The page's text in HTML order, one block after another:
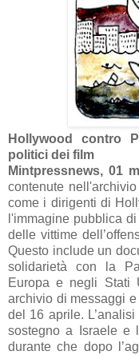
Hollywood contro
politici dei film
Mintpressnews, 01
contenute
come i dirigenti di
l'immagine pubblica
delle vittime
Questo include un
solidarietà con la
Europa e negli Stati
archivio di messaggi
del 16 aprile.
sostegno a Israele e
durante che dopo